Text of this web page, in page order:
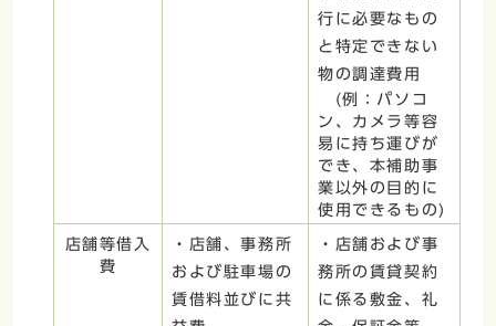
行に必要なもの
と特定できない
物の調達費用
(例：パソコ
ン、カメラ等容
易に持ち運びが
でき、本補助事
業以外の目的に
使用できるもの)
店舗等借入
費
・店舗、事務所
および駐車場の
賃借料並びに共
・店舗および事
務所の賃貸契約
に係る敷金、礼